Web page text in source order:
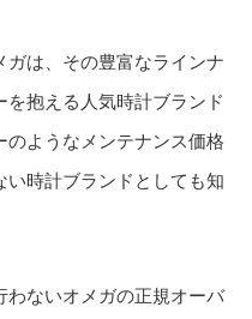
は、その豊富なラインナ
抱える人気時計ブランド
のようなメンテナンス価格
い時計ブランドとしても知
わないオメガの正規オーバ